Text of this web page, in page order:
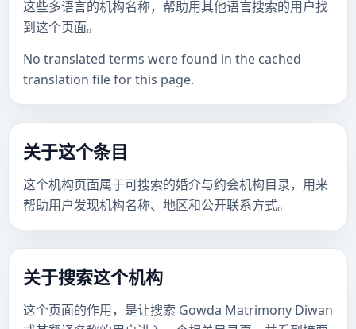
这些多语言的机构名称，帮助用其他语言搜索的用户找
到这个页面。
No translated terms were found in the cached
translation file for this page.
关于这个条目
这个机构页面属于可搜索的婚介与约会机构目录，用来
帮助用户发现机构名称、地区和公开联系方式。
关于搜索这个机构
这个页面的作用，是让搜索 Gowda Matrimony Diwan